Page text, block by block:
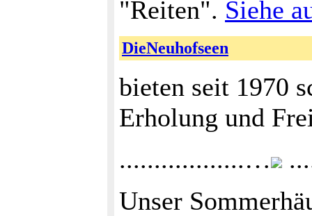
"Reiten". Siehe
DieNeuhofseen
bieten seit 1970
Erholung und
..................…
Unser